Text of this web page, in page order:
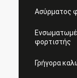
Ασύρματος
φορτιστής
Γρήγορα